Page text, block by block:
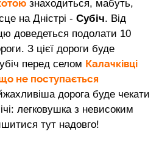
знаходиться, мабуть,
на Дністрі - Субіч. Від
доведеться подолати 10
З цієї дороги буде
перед селом Калачківці
не поступається
дорога буде чекати
легковушка з невисоким
тут надовго!